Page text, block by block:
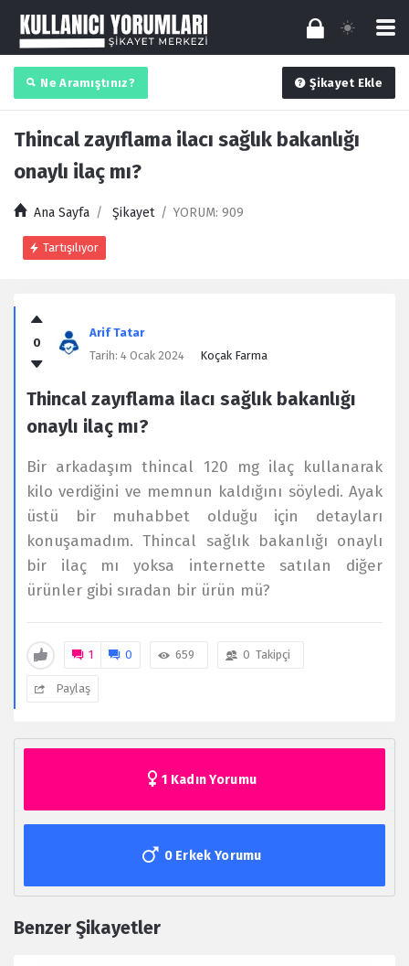
Ne Aramıştınız? Şikayet Ekle
Thincal zayıflama ilacı sağlık bakanlığı
onaylı ilaç mı?
Ana Sayfa / Şikayet / YORUM: 909
Tartışılıyor
Kullanıcı
Yorumları
Latest
0
Arif Tatar
Tarih: 4 Ocak 2024 Koçak Farma
Thincal zayıflama ilacı sağlık bakanlığı
onaylı ilaç mı?
Bir arkadaşım thincal 120 mg ilaç kullanarak
kilo verdiğini ve memnun kaldığını söyledi. Ayak
üstü bir muhabbet olduğu için detayları
konuşamadım. Thincal sağlık bakanlığı onaylı
bir ilaç mı yoksa internette satılan diğer
ürünler gibi sıradan bir ürün mü?
1 0 659 0 Takipçi
Paylaş
1 Kadın Yorumu
0 Erkek Yorumu
Benzer Şikayetler